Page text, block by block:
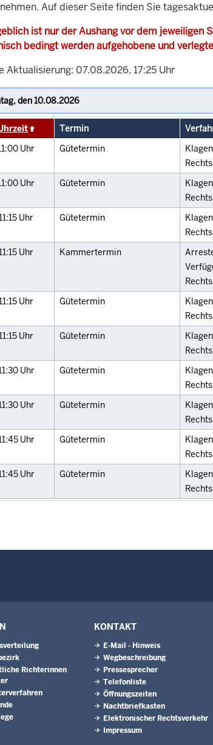
Auf dieser Seite finden Sie
ist nur der Aushang vor dem jeweiligen
bedingt werden aufgehobene und
Aktualisierung: 07.08.2026, 17:25 Uhr
Termin
Uhr Gütetermin
Uhr Gütetermin
Uhr Gütetermin
Uhr Kammertermin
Uhr Gütetermin
Uhr Gütetermin
Uhr Gütetermin
Uhr Gütetermin
Uhr Gütetermin
Uhr Gütetermin
Richterinnen
KONTAKT
E-Mail - Hinweis
Wegbeschreibung
Pressesprecher
Telefonliste
Öffnungszeiten
Nachtbriefkasten
Elektronischer Rechtsverkehr
Impressum